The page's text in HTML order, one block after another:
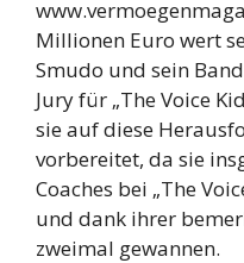
Millionen Euro wert
Smudo und sein
Jury für „The Voice
sie auf diese
vorbereitet, da sie
Coaches bei „The
und dank ihrer
zweimal gewannen.